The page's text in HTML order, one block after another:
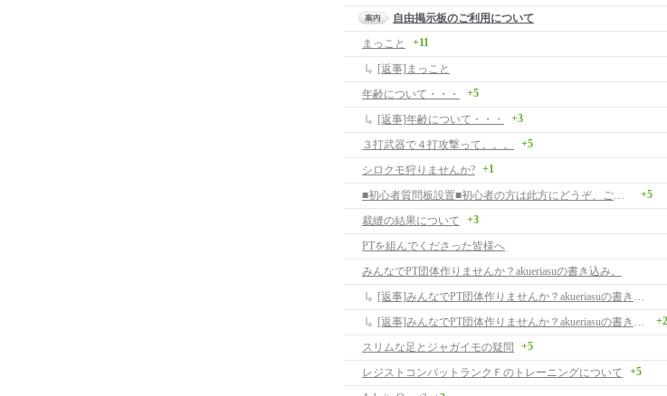
自由掲示板のご利用について
まっこと
+11
[返事]まっこと
年齢について・・・
+5
[返事]年齢について・・・
+3
３打武器で４打攻撃って。。。
+5
シロクモ狩りませんか? +1
■初心者質問板設置■初心者の方は此方にどうぞ、ご案内とサイト更新。
+5
裁縫の結果について
+3
PTを組んでくださった皆様へ
みんなでPT団体作りませんか？akueriasuの書き込み。
[返事]みんなでPT団体作りませんか？akueriasuの書き込み。
[返事]みんなでPT団体作りませんか？akueriasuの書き込み。
+2
スリムな足とジャガイモの疑問
+5
レジストコンバットランクＦのトレーニングについて
+5